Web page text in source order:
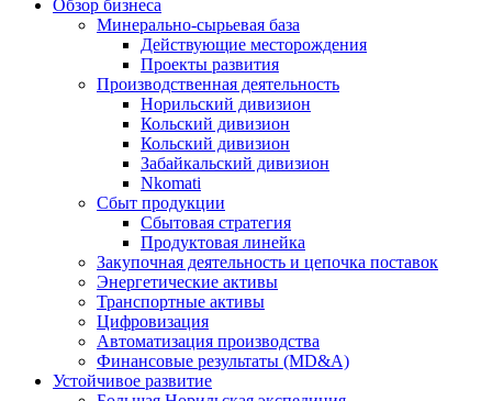
Обзор бизнеса
Минерально-сырьевая база
Действующие месторождения
Проекты развития
Производственная деятельность
Норильский дивизион
Кольский дивизион
Кольский дивизион
Забайкальский дивизион
Nkomati
Сбыт продукции
Сбытовая стратегия
Продуктовая линейка
Закупочная деятельность и цепочка поставок
Энергетические активы
Транспортные активы
Цифровизация
Автоматизация производства
Финансовые результаты (MD&A)
Устойчивое развитие